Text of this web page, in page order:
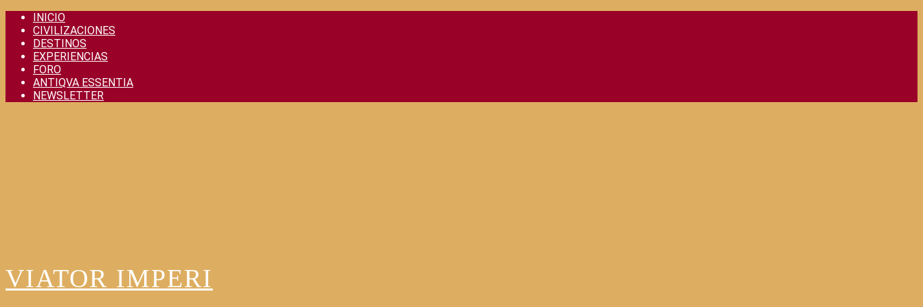
Skip
content
INICIO
CIVILIZACIONES
DESTINOS
EXPERIENCIAS
FORO
ANTIQVA ESSENTIA
NEWSLETTER
VIATOR IMPERI